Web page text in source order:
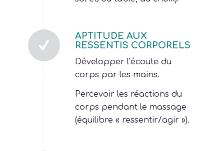
APTITUDE AUX
RESSENTIS CORPORELS
Développer l’écoute du
corps par les mains.
Percevoir les réactions du
corps pendant le massage
(équilibre « ressentir/agir »).